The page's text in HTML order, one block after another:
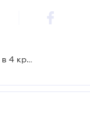
Як оформити право власності на землю в 4 кроки